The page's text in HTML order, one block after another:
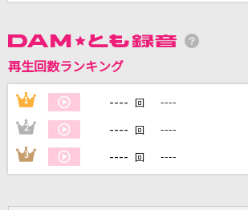
DAMに会員登録・ログインして
カラオケをもっと楽しもう！
再生回数ランキング
1 ---- 回 ----
2 ---- 回 ----
3 ---- 回 ----